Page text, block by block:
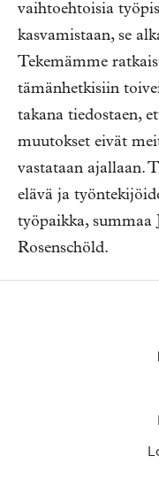
vaihtoehtoisia
kasvamistaan, se
Tekemämme
tämänhetkisiin
takana tiedostaen,
muutokset eivät
vastataan ajallaan.
elävä ja
työpaikka, summaa
Rosenschöld.